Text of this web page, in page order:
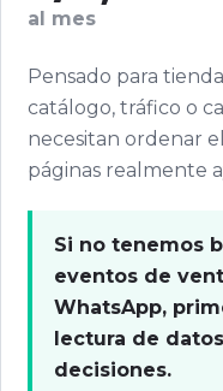
al mes
Pensado para
catálogo, tráfico o
necesitan ordenar
páginas realmente
Si no tenemos
eventos de
WhatsApp,
lectura de
decisiones.